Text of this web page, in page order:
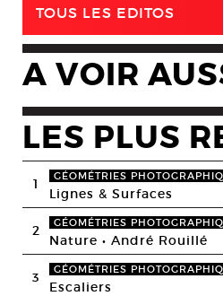
TOUS LES EDITOS
A VOIR
LES PLUS
1 GÉOMÉTRIES
Lignes & Surfaces
2 GÉOMÉTRIES
Nature • André Rouillé
3 GÉOMÉTRIES
Escaliers